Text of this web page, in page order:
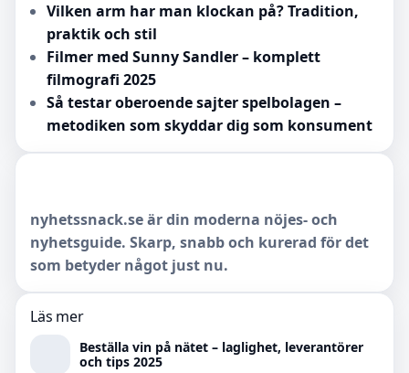
Vilken arm har man klockan på? Tradition,
praktik och stil
Filmer med Sunny Sandler – komplett
filmografi 2025
Så testar oberoende sajter spelbolagen –
metodiken som skyddar dig som konsument
nyhetssnack.se är din moderna nöjes- och
nyhetsguide. Skarp, snabb och kurerad för det
som betyder något just nu.
Läs mer
Beställa vin på nätet – laglighet, leverantörer
och tips 2025